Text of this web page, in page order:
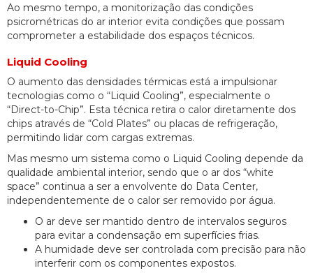
Ao mesmo tempo, a monitorização das condições
psicrométricas do ar interior evita condições que possam
comprometer a estabilidade dos espaços técnicos.
Liquid Cooling
O aumento das densidades térmicas está a impulsionar
tecnologias como o “Liquid Cooling”, especialmente o
“Direct-to-Chip”. Esta técnica retira o calor diretamente dos
chips através de “Cold Plates” ou placas de refrigeração,
permitindo lidar com cargas extremas.
Mas mesmo um sistema como o Liquid Cooling depende da
qualidade ambiental interior, sendo que o ar dos “white
space” continua a ser a envolvente do Data Center,
independentemente de o calor ser removido por água.
O ar deve ser mantido dentro de intervalos seguros
para evitar a condensação em superfícies frias.
A humidade deve ser controlada com precisão para não
interferir com os componentes expostos.